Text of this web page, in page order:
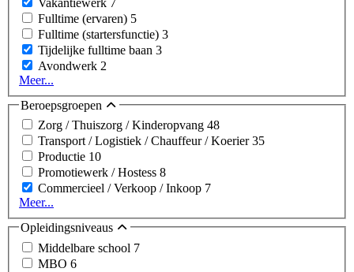
Fulltime (ervaren) 5
Fulltime (startersfunctie) 3
Tijdelijke fulltime baan 3
Avondwerk 2
Meer...
Beroepsgroepen
Zorg / Thuiszorg / Kinderopvang 48
Transport / Logistiek / Chauffeur / Koerier35
Productie 10
Promotiewerk / Hostess 8
Commercieel / Verkoop / Inkoop 7
Meer...
Opleidingsniveaus
Middelbare school 7
MBO 6